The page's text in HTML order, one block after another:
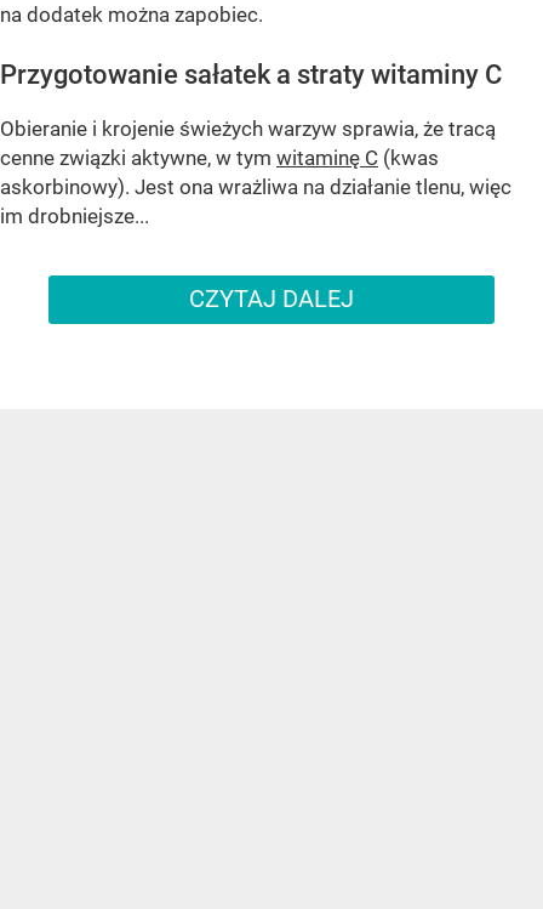
na dodatek można zapobiec.
Przygotowanie sałatek a straty witaminy C
Obieranie i krojenie świeżych warzyw sprawia, że tracą
cenne związki aktywne, w tym witaminę C (kwas
askorbinowy). Jest ona wrażliwa na działanie tlenu, więc
im drobniejsze...
CZYTAJ DALEJ